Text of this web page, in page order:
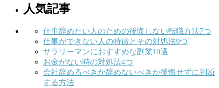
人気記事
仕事辞めたい人のための後悔しない転職方法7つ
仕事ができない人の特徴とその対処法9つ
サラリーマンにおすすめな副業10選
お金がない時の対処法4つ
会社辞めるべきか辞めないべきか後悔せずに判断
する方法